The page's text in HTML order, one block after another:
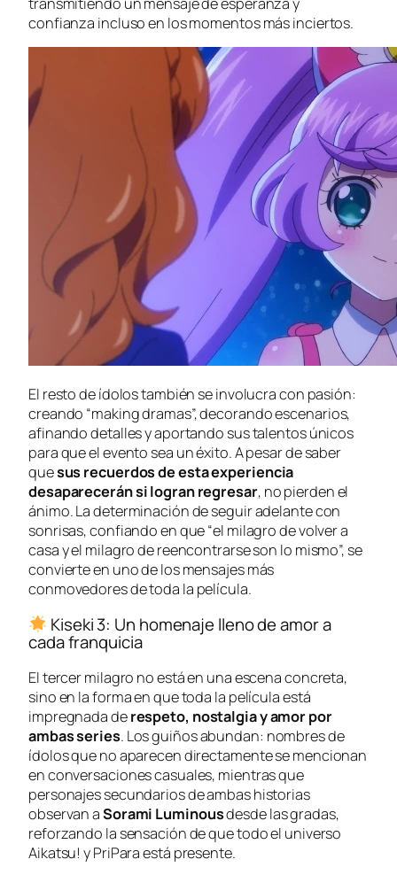
confianza incluso en los momentos más inciertos.
El resto de ídolos también se involucra con pasión:
creando “making dramas”, decorando escenarios,
afinando detalles y aportando sus talentos únicos
para que el evento sea un éxito. A pesar de saber
quesus recuerdos de esta experiencia
desaparecerán si logran regresar, no pierden el
ánimo. La determinación de seguir adelante con
sonrisas, confiando en que “el milagro de volver a
casa y el milagro de reencontrarse son lo mismo”, se
convierte en uno de los mensajes más
conmovedores de toda la película.
Kiseki 3: Un homenaje lleno de amor a
cada franquicia
El tercer milagro no está en una escena concreta,
sino en la forma en que toda la película está
impregnada derespeto, nostalgia y amor por
ambas series. Los guiños abundan: nombres de
ídolos que no aparecen directamente se mencionan
en conversaciones casuales, mientras que
personajes secundarios de ambas historias
observan aSorami Luminousdesde las gradas,
reforzando la sensación de que todo el universo
Aikatsu! yPriParaestá presente.